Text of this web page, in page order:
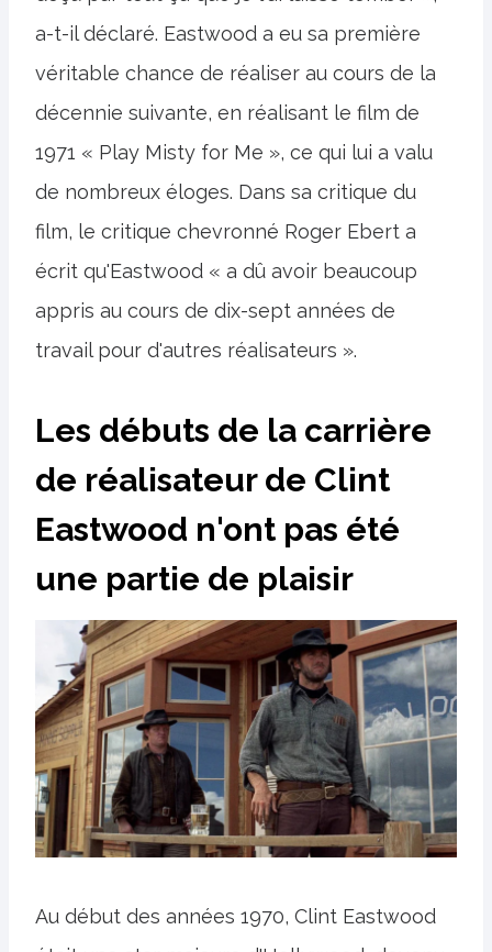
a-t-il déclaré. Eastwood a eu sa première
véritable chance de réaliser au cours de la
décennie suivante, en réalisant le film de
1971 « Play Misty for Me », ce qui lui a valu
de nombreux éloges. Dans sa critique du
film, le critique chevronné Roger Ebert a
écrit qu'Eastwood « a dû avoir beaucoup
appris au cours de dix-sept années de
travail pour d'autres réalisateurs ».
Les débuts de la carrière
de réalisateur de Clint
Eastwood n'ont pas été
une partie de plaisir
Au début des années 1970, Clint Eastwood